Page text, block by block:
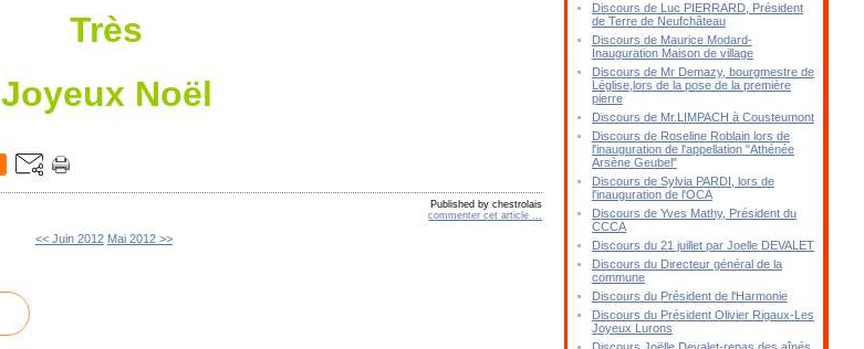
Très
Joyeux Noël
Published by chestrolais
commenter cet article
<< Juin 2012 Mai 2012 >>
Discours de Luc PIERRARD, Président
de Terre de Neufchâteau
Discours de Maurice Modard-
Inauguration Maison de village
Discours de Mr Demazy, bourgmestre de
Léglise,lors de la pose de la première
pierre
Discours de Mr.LIMPACH à Cousteumont
Discours de Roseline Roblain lors de
l'inauguration de l'appellation "Athénée
Arsène Geubel"
Discours de Sylvia PARDI, lors de
l'inauguration de l'OCA
Discours de Yves Mathy, Président du
CCCA
Discours du 21 juillet par Joelle DEVALET
Discours du Directeur général de la
commune
Discours du Président de l'Harmonie
Discours du Président Olivier Rigaux-Les
Joyeux Lurons